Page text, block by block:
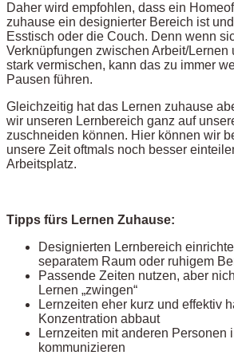
Daher wird empfohlen, dass ein
zuhause ein designierter Bereich ist
Esstisch oder die Couch. Denn wenn
Verknüpfungen zwischen Arbeit/Lernen
stark vermischen, kann das zu immer
Pausen führen.
Gleichzeitig hat das Lernen zuhause
wir unseren Lernbereich ganz auf
zuschneiden können. Hier können wir
unsere Zeit oftmals noch besser
Arbeitsplatz.
Tipps fürs Lernen Zuhause:
Designierten Lernbereich
separatem Raum oder ruhigem
Passende Zeiten nutzen, aber
Lernen „zwingen“
Lernzeiten eher kurz und effektiv
Konzentration abbaut
Lernzeiten mit anderen Personen
kommunizieren